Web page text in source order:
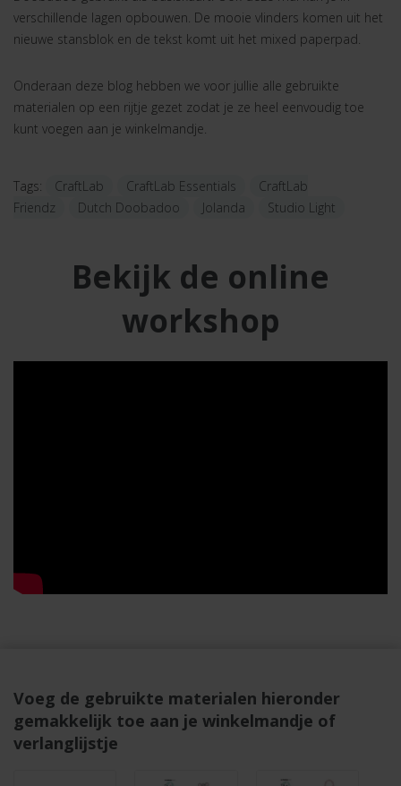
verschillende lagen opbouwen. De mooie vlinders komen uit het
nieuwe stansblok en de tekst komt uit het mixed paperpad.
Onderaan deze blog hebben we voor jullie alle gebruikte
materialen op een rijtje gezet zodat je ze heel eenvoudig toe
kunt voegen aan je winkelmandje.
Tags: CraftLab CraftLab Essentials
CraftLab
Friendz
Dutch Doobadoo Jolanda Studio Light
Bekijk de online
workshop
Voeg de gebruikte materialen hieronder
gemakkelijk toe aan je winkelmandje of
verlanglijstje